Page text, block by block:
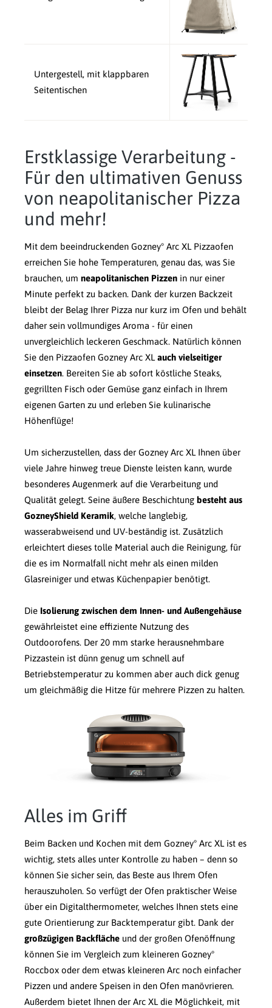
Untergestell, mit klappbaren
Seitentischen
Erstklassige Verarbeitung -
Für den ultimativen Genuss
von neapolitanischer Pizza
und mehr!
Mit dem beeindruckenden Gozney° Arc XL Pizzaofen
erreichen Sie hohe Temperaturen, genau das, was Sie
brauchen, um neapolitanischen Pizzen in nur einer
Minute perfekt zu backen. Dank der kurzen Backzeit
bleibt der Belag Ihrer Pizza nur kurz im Ofen und behält
daher sein vollmundiges Aroma - für einen
unvergleichlich leckeren Geschmack. Natürlich können
Sie den Pizzaofen Gozney Arc XL auch vielseitiger
einsetzen. Bereiten Sie ab sofort köstliche Steaks,
gegrillten Fisch oder Gemüse ganz einfach in Ihrem
eigenen Garten zu und erleben Sie kulinarische
Höhenflüge!
Um sicherzustellen, dass der Gozney Arc XL Ihnen über
viele Jahre hinweg treue Dienste leisten kann, wurde
besonderes Augenmerk auf die Verarbeitung und
Qualität gelegt. Seine äußere Beschichtung besteht aus
GozneyShield Keramik, welche langlebig,
wasserabweisend und UV-beständig ist. Zusätzlich
erleichtert dieses tolle Material auch die Reinigung, für
die es im Normalfall nicht mehr als einen milden
Glasreiniger und etwas Küchenpapier benötigt.
Die Isolierung zwischen dem Innen- und Außengehäuse
gewährleistet eine effiziente Nutzung des
Outdoorofens. Der 20 mm starke herausnehmbare
Pizzastein ist dünn genug um schnell auf
Betriebstemperatur zu kommen aber auch dick genug
um gleichmäßig die Hitze für mehrere Pizzen zu halten.
Alles im Griff
Beim Backen und Kochen mit dem Gozney° Arc XL ist es
wichtig, stets alles unter Kontrolle zu haben – denn so
können Sie sicher sein, das Beste aus Ihrem Ofen
herauszuholen. So verfügt der Ofen praktischer Weise
über ein Digitalthermometer, welches Ihnen stets eine
gute Orientierung zur Backtemperatur gibt. Dank der
großzügigen Backfläche und der großen Ofenöffnung
können Sie im Vergleich zum kleineren Gozney°
Roccbox oder dem etwas kleineren Arc noch einfacher
Pizzen und andere Speisen in den Ofen manövrieren.
Außerdem bietet Ihnen der Arc XL die Möglichkeit, mit